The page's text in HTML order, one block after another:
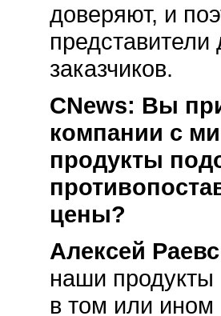
доверяют, и
заказчиков.
CNews: Вы
компании с
продукты
цены?
Алексей
наши
в том или ином